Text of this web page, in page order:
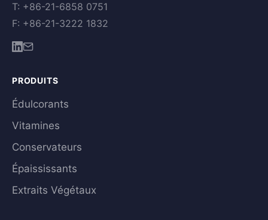
T: +86-21-6858 0751
F: +86-21-3222 1832
PRODUITS
Édulcorants
Vitamines
Conservateurs
Épaississants
Extraits Végétaux